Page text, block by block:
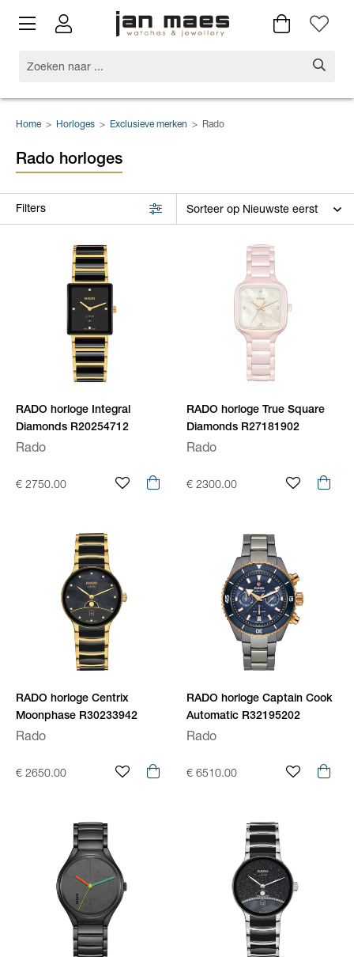
Home > Horloges > Exclusieve merken > Rado
Rado horloges
Filters
RADO horloge Integral
Diamonds R20254712
Rado
€ 2750.00
RADO horloge True Square
Diamonds R27181902
Rado
€ 2300.00
RADO horloge Centrix
Moonphase R30233942
Rado
€ 2650.00
RADO horloge Captain Cook
Automatic R32195202
Rado
€ 6510.00